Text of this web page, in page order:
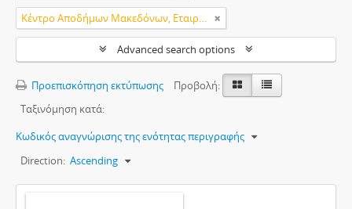
Κέντρο Αποδήμων Μακεδόνων, Εταιρεία Μακεδονικών Σπουδών.
Advanced search options
Προεπισκόπηση εκτύπωσης
Προβολή:
Ταξινόμηση κατά:
Κωδικός αναγνώρισης της ενότητας περιγραφής
Direction: Ascending